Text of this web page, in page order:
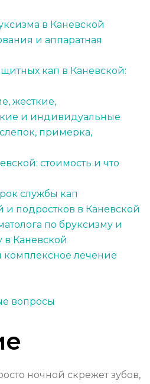
в Каневской
и аппаратная
кап в Каневской:
жесткие,
и индивидуальные
примерка,
стоимость и что
службы кап
и подростков в Каневской
по бруксизму и
в Каневской
комплексное лечение
вопросы
ночной скрежет зубов,